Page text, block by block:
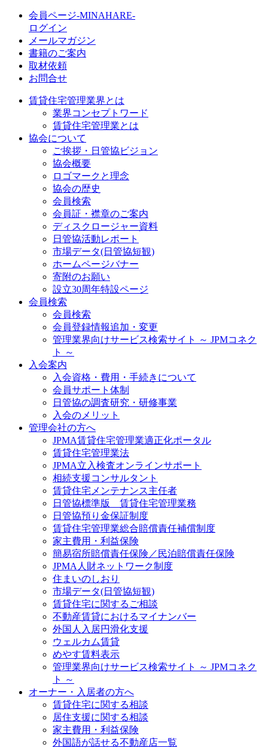
会員ページ-MINAHARE-
ログイン
メールマガジン
書籍のご案内
取材依頼
お問合せ
賃貸住宅管理業界とは
業界コンセプトワード
賃貸住宅管理業とは
協会について
ご挨拶・日管協ビジョン
協会概要
ロゴマークと理念
協会の歴史
会員検索
会員証・襟章のご案内
ディスクロージャー資料
日管協活動レポート
市場データ(日管協短観)
ホームページバナー
寄附のお願い
設立30周年特設ページ
会員検索
会員検索
会員登録情報追加・変更
管理業界向けサービス検索サイト ～ JPMコネク
ト ～
入会案内
入会資格・費用・手続きについて
会員サポート体制
日管協の調査研究・研修事業
入会のメリット
管理会社の方へ
JPMA賃貸住宅管理業適正化ポータル
賃貸住宅管理業法
JPMA立入検査オンラインサポート
相続支援コンサルタント
賃貸住宅メンテナンス主任者
日管協標準版 賃貸住宅管理業務
日管協預り金保証制度
賃貸住宅管理業総合賠償責任補償制度
家主費用・利益保険
簡易宿所賠償責任保険／民泊賠償責任保険
JPMA人財ネットワーク制度
住まいのしおり
市場データ(日管協短観)
賃貸住宅に関するご相談
不動産賃貸におけるマイナンバー
外国人入居円滑化支援
ウェルカム賃貸
めやす賃料表示
管理業界向けサービス検索サイト ～ JPMコネク
ト ～
オーナー・入居者の方へ
賃貸住宅に関する相談
居住支援に関する相談
家主費用・利益保険
外国語が話せる不動産店一覧